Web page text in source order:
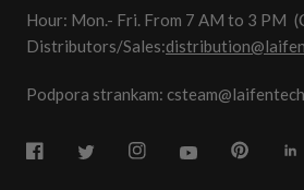
Hour: Mon.- Fri. From 7 AM to 3 PM
Distributors/Sales:
Podpora strankam: